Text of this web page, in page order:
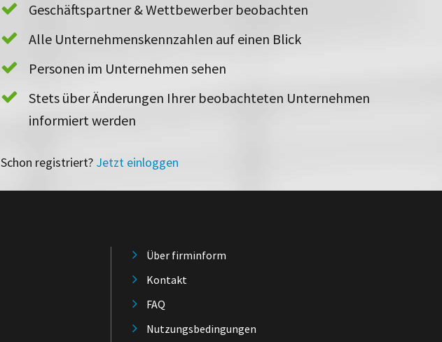
Geschäftspartner & Wettbewerber beobachten
Alle Unternehmenskennzahlen auf einen Blick
Personen im Unternehmen sehen
Stets über Änderungen Ihrer beobachteten Unternehmen
informiert werden
Schon registriert? Jetzt einloggen
Über firminform
Kontakt
FAQ
Nutzungsbedingungen